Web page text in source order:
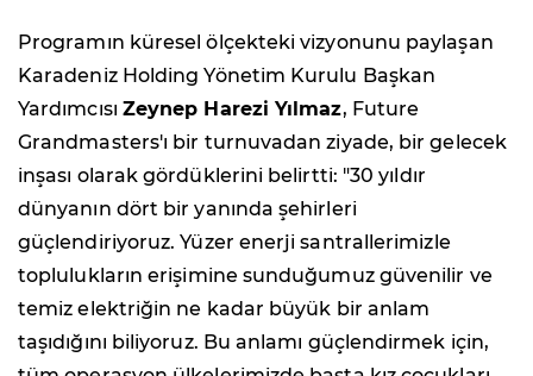
Programın küresel ölçekteki vizyonunu paylaşan
Karadeniz Holding Yönetim Kurulu Başkan
Yardımcısı Zeynep Harezi Yılmaz, Future
Grandmasters'ı bir turnuvadan ziyade, bir gelecek
inşası olarak gördüklerini belirtti: "30 yıldır
dünyanın dört bir yanında şehirleri
güçlendiriyoruz. Yüzer enerji santrallerimizle
toplulukların erişimine sunduğumuz güvenilir ve
temiz elektriğin ne kadar büyük bir anlam
taşıdığını biliyoruz. Bu anlamı güçlendirmek için,